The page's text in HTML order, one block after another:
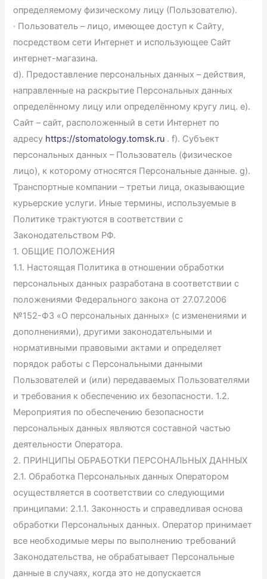
определяемому физическому лицу (Пользователю).
· Пользователь – лицо, имеющее доступ к Сайту,
посредством сети Интернет и использующее Сайт
интернет-магазина.
d). Предоставление персональных данных – действия,
направленные на раскрытие Персональных данных
определённому лицу или определённому кругу лиц. e).
Сайт – сайт, расположенный в сети Интернет по
адресу https://stomatology.tomsk.ru . f). Субъект
персональных данных – Пользователь (физическое
лицо), к которому относятся Персональные данные. g).
Транспортные компании – третьи лица, оказывающие
курьерские услуги. Иные термины, используемые в
Политике трактуются в соответствии с
Законодательством РФ.
1. ОБЩИЕ ПОЛОЖЕНИЯ
1.1. Настоящая Политика в отношении обработки
персональных данных разработана в соответствии с
положениями Федерального закона от 27.07.2006
№152-ФЗ «О персональных данных» (с изменениями и
дополнениями), другими законодательными и
нормативными правовыми актами и определяет
порядок работы с Персональными данными
Пользователей и (или) передаваемых Пользователями
и требования к обеспечению их безопасности. 1.2.
Мероприятия по обеспечению безопасности
персональных данных являются составной частью
деятельности Оператора.
2. ПРИНЦИПЫ ОБРАБОТКИ ПЕРСОНАЛЬНЫХ ДАННЫХ
2.1. Обработка Персональных данных Оператором
осуществляется в соответствии со следующими
принципами: 2.1.1. Законность и справедливая основа
обработки Персональных данных. Оператор принимает
все необходимые меры по выполнению требований
Законодательства, не обрабатывает Персональные
данные в случаях, когда это не допускается